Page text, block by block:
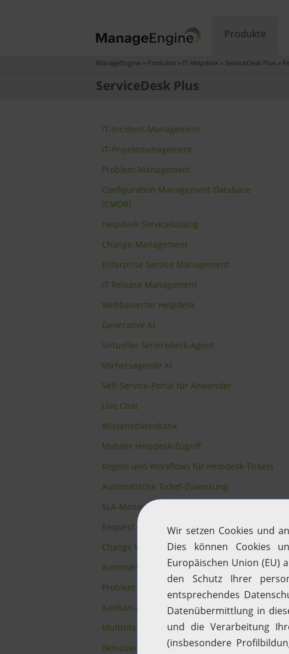
Produkte
ManageEngine » Produkte » IT-Helpdesk » ServiceDesk Plus »
ServiceDesk Plus
IT-Incident-Management
IT-Projektmanagement
Problem-Management
Configuration Management Database
(CMDB)
Helpdesk-Servicekatalog
Change-Management
Enterprise Service Management
IT Release Management
Webbasierter Helpdesk
Generative KI
Virtueller Servicedesk-Agent
Vorhersagende KI
Self-Service-Portal für Anwender
Live Chat
Wissensdatenbank
Mobiler Helpdesk-Zugriff
Regeln und Workflows für Helpdesk-Tickets
Automatische Ticket-Zuweisung
SLA-Management
Request Life Cycle
Change Workflows
Automatisierte Datenarchivierung
Problem Life Cycle
Kanban-Ansicht
Multisite-Support
Benutzerdefinierte Ticket-Vorlagen